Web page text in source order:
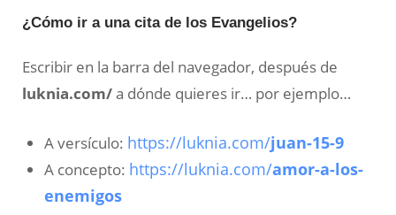
¿Cómo ir a una cita de los Evangelios?
Escribir en la barra del navegador, después de
luknia.com/a dónde quieres ir… por ejemplo…
A versículo: https://luknia.com/juan-15-9
A concepto: https://luknia.com/amor-a-los-
enemigos